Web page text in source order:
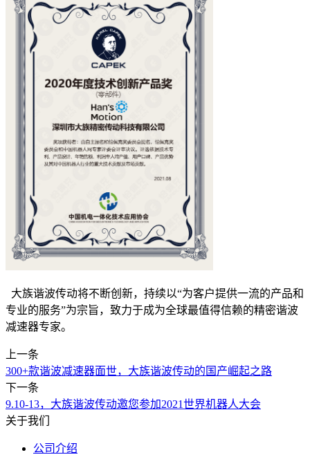
大族谐波传动将不断创新，持续以“为客户提供一流的产品和
专业的服务”为宗旨，致力于成为全球最值得信赖的精密谐波
减速器专家。
上一条
300+款谐波减速器面世，大族谐波传动的国产崛起之路
下一条
9.10-13，大族谐波传动邀您参加2021世界机器人大会
关于我们
公司介绍